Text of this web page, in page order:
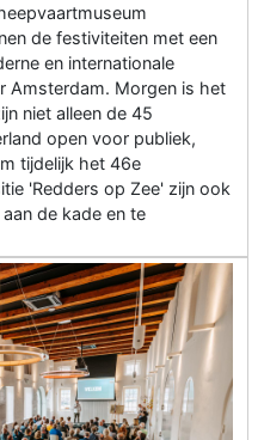
de festiviteiten met een
en internationale
Amsterdam. Morgen is het
niet alleen de 45
open voor publiek,
tijdelijk het 46e
'Redders op Zee' zijn ook
de kade en te